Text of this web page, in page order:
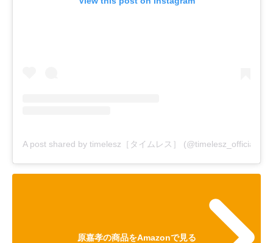
A post shared by timelesz［タイムレス］ (@timelesz_official)
原嘉孝の商品をAmazonで見る